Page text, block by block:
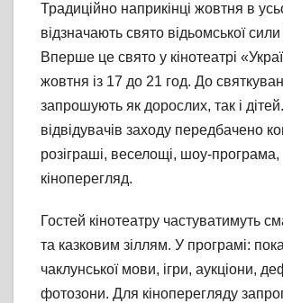
Традиційно наприкінці жовтня в
відзначають свято відьомської
Вперше це свято у кінотеатрі
жовтня із 17 до 21 год. До
запрошують як дорослих, так і
відвідувачів заходу передбачено
розіграші, веселощі, шоу-програма,
кіноперегляд.
Гостей кінотеатру частуватимуть
та казковим зіллям. У програмі:
чаклунської мови, ігри, аукціони,
фотозони. Для кіноперегляду